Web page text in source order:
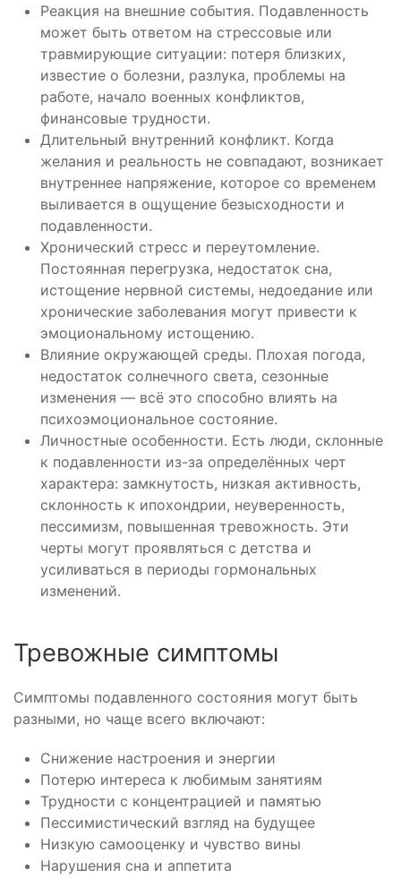
Реакция на внешние события. Подавленность
может быть ответом на стрессовые или
травмирующие ситуации: потеря близких,
известие о болезни, разлука, проблемы на
работе, начало военных конфликтов,
финансовые трудности.
Длительный внутренний конфликт. Когда
желания и реальность не совпадают, возникает
внутреннее напряжение, которое со временем
выливается в ощущение безысходности и
подавленности.
Хронический стресс и переутомление.
Постоянная перегрузка, недостаток сна,
истощение нервной системы, недоедание или
хронические заболевания могут привести к
эмоциональному истощению.
Влияние окружающей среды. Плохая погода,
недостаток солнечного света, сезонные
изменения — всё это способно влиять на
психоэмоциональное состояние.
Личностные особенности. Есть люди, склонные
к подавленности из-за определённых черт
характера: замкнутость, низкая активность,
склонность к ипохондрии, неуверенность,
пессимизм, повышенная тревожность. Эти
черты могут проявляться с детства и
усиливаться в периоды гормональных
изменений.
Тревожные симптомы
Симптомы подавленного состояния могут быть
разными, но чаще всего включают:
Снижение настроения и энергии
Потерю интереса к любимым занятиям
Трудности с концентрацией и памятью
Пессимистический взгляд на будущее
Низкую самооценку и чувство вины
Нарушения сна и аппетита